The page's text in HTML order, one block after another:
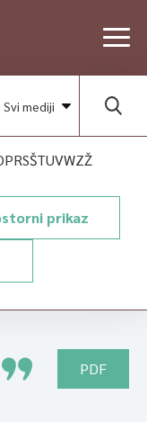
PDF
Svi mediji
PRSŠTUVWZŽ
prikaz